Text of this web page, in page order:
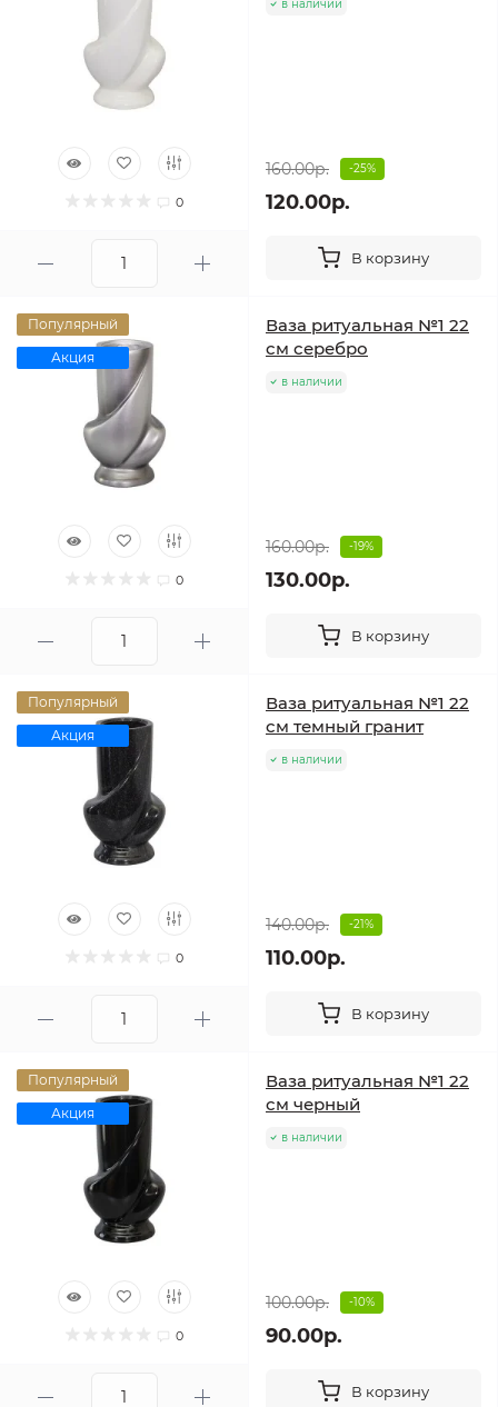
0
в наличии
160.00р. -25%
120.00р.
В корзину
Популярный
Акция
0
Ваза ритуальная №1 22
см серебро
в наличии
160.00р. -19%
130.00р.
В корзину
Популярный
Акция
0
Ваза ритуальная №1 22
см темный гранит
в наличии
140.00р. -21%
110.00р.
В корзину
Популярный
Акция
0
Ваза ритуальная №1 22
см черный
в наличии
100.00р. -10%
90.00р.
В корзину